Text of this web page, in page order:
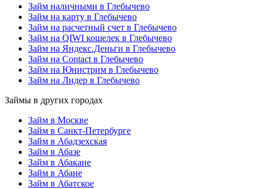
Займ наличными в Глебычево
Займ на карту в Глебычево
Займ на расчетный счет в Глебычево
Займ на QIWI кошелек в Глебычево
Займ на Яндекс.Деньги в Глебычево
Займ на Contact в Глебычево
Займ на Юнистрим в Глебычево
Займ на Лидер в Глебычево
Займы в других городах
Займ в Москве
Займ в Санкт-Петербурге
Займ в Абадзехская
Займ в Абазе
Займ в Абакане
Займ в Абане
Займ в Абатское